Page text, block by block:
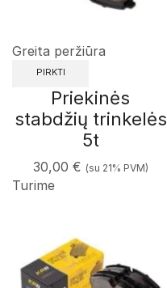
Greita peržiūra
PIRKTI
Priekinės
stabdžių trinkelės
5t
30,00 € (su 21% PVM)
Turime